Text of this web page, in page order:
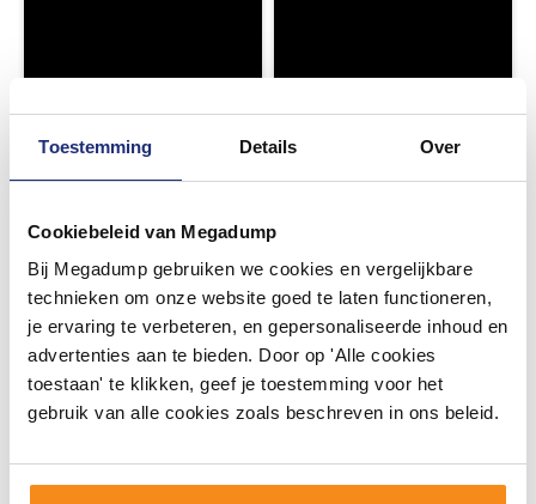
Toestemming Details Over
Cookiebeleid van Megadump
Bij Megadump gebruiken we cookies en vergelijkbare
technieken om onze website goed te laten functioneren,
je ervaring te verbeteren, en gepersonaliseerde inhoud en
advertenties aan te bieden. Door op 'Alle cookies
toestaan' te klikken, geef je toestemming voor het
gebruik van alle cookies zoals beschreven in ons beleid.